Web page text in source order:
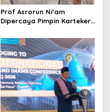
Prof Asrorun Ni’am
Dipercaya Pimpin Karteker
Regenerasi Kepemimpinan
NU